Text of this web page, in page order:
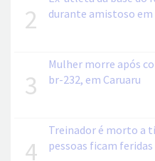
2
durante amistoso em
3
Mulher morre após
br-232, em Caruaru
4
Treinador é morto a
pessoas ficam